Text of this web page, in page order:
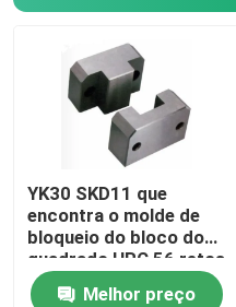
YK30 SKD11 que
encontra o molde de
bloqueio do bloco do
quadrado HRC 56 retos
do padrão do bloco
Melhor preço